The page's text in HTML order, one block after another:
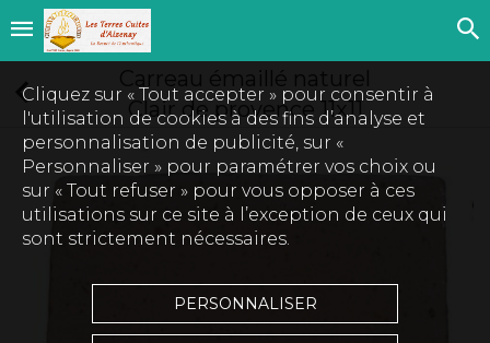
Clair de provence 11x11
Cliquez sur « Tout accepter » pour consentir à
l'utilisation de cookies à des fins d’analyse et
personnalisation de publicité, sur «
Personnaliser » pour paramétrer vos choix ou
sur « Tout refuser » pour vous opposer à ces
utilisations sur ce site à l’exception de ceux qui
sont strictement nécessaires.
PERSONNALISER